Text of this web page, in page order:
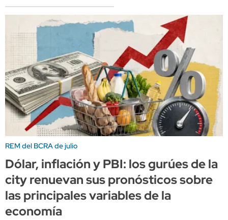
REM del BCRA de julio
Dólar, inflación y PBI: los gurúes de la
city renuevan sus pronósticos sobre
las principales variables de la
economía